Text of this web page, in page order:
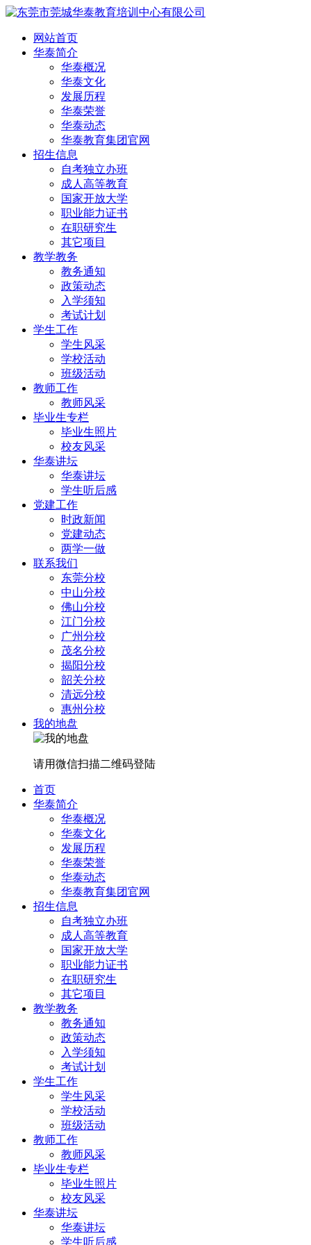
网站首页
华泰简介
华泰概况
华泰文化
发展历程
华泰荣誉
华泰动态
华泰教育集团官网
招生信息
自考独立办班
成人高等教育
国家开放大学
职业能力证书
在职研究生
其它项目
教学教务
教务通知
政策动态
入学须知
考试计划
学生工作
学生风采
学校活动
班级活动
教师工作
教师风采
毕业生专栏
毕业生照片
校友风采
华泰讲坛
华泰讲坛
学生听后感
党建工作
时政新闻
党建动态
两学一做
联系我们
东莞分校
中山分校
佛山分校
江门分校
广州分校
茂名分校
揭阳分校
韶关分校
清远分校
惠州分校
我的地盘
请用微信扫描二维码登陆
首页
华泰简介
华泰概况
华泰文化
发展历程
华泰荣誉
华泰动态
华泰教育集团官网
招生信息
自考独立办班
成人高等教育
国家开放大学
职业能力证书
在职研究生
其它项目
教学教务
教务通知
政策动态
入学须知
考试计划
学生工作
学生风采
学校活动
班级活动
教师工作
教师风采
毕业生专栏
毕业生照片
校友风采
华泰讲坛
华泰讲坛
学生听后感